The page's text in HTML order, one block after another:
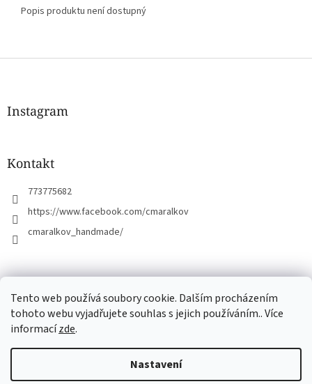
Tento web používá soubory cookie. Dalším procházením
tohoto webu vyjadřujete souhlas s jejich používáním.. Více
informacízde.
Nastavení
Popis produktu není dostupný
Z
Instagram
Kontakt
773775682
https://www.facebook.com/cmaralkov
cmaralkov_handmade/